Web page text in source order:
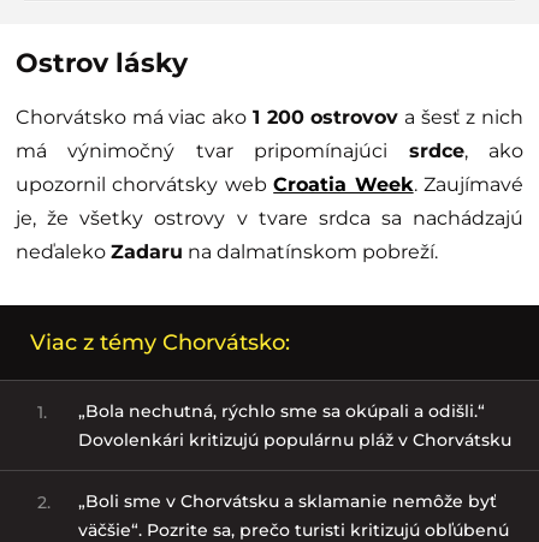
Ostrov lásky
Chorvátsko má viac ako 1 200 ostrovov a šesť z nich
má výnimočný tvar pripomínajúci srdce, ako
upozornil chorvátsky webCroatia Week. Zaujímavé
je, že všetky ostrovy v tvare srdca sa nachádzajú
neďaleko Zadaru na dalmatínskom pobreží.
Viac z témy Chorvátsko:
1.
„Bola nechutná, rýchlo sme sa okúpali a odišli.“
Dovolenkári kritizujú populárnu pláž v Chorvátsku
2.
„Boli sme v Chorvátsku a sklamanie nemôže byť
väčšie“. Pozrite sa, prečo turisti kritizujú obľúbenú